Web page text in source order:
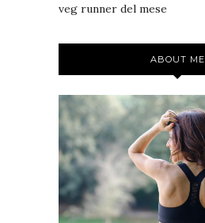
veg runner del mese
ABOUT ME